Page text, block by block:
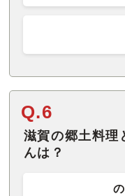
Q.6
滋賀の郷土料理
んは？